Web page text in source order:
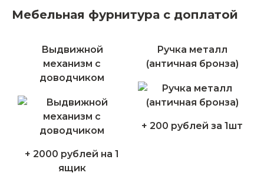
Мебельная фурнитура с доплатой
Выдвижной
механизм с
доводчиком
+ 2000 рублей на 1
ящик
Ручка металл
(античная бронза)
+ 200 рублей за 1шт